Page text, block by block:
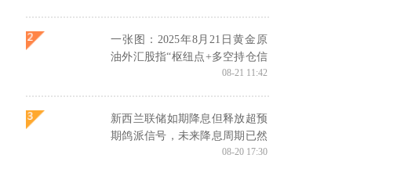
一张图：2025年8月21日黄金原
油外汇股指“枢纽点+多空持仓信
08-21 11:42
新西兰联储如期降息但释放超预
期鸽派信号，未来降息周期已然
08-20 17:30